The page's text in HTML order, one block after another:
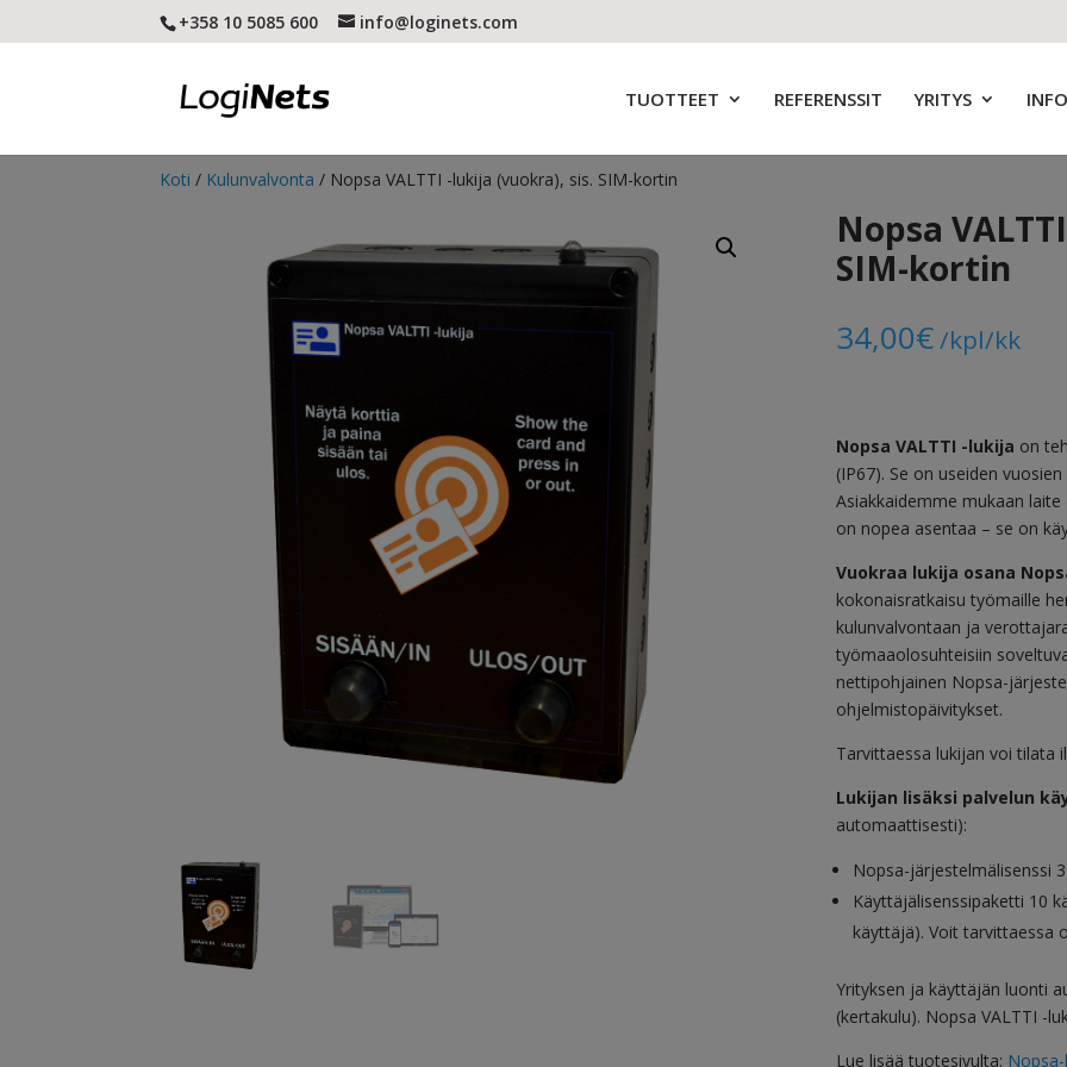
+358 10 5085 600 info@loginets.com
TUOTTEET REFERENSSIT YRITYS
Koti / Kulunvalvonta / Nopsa VALTTI -lukija (vuokra), sis. SIM-kortin
Nopsa
SIM-kortin
34,00€/kpl/kk
Nopsa VALTTI -lukija on
(IP67). Se on useiden
Asiakkaidemme mukaan
on nopea asentaa – se on
Vuokraa lukija osana
kokonaisratkaisu työmaille
kulunvalvontaan ja
työmaaolosuhteisiin
nettipohjainen Nopsa-
ohjelmistopäivitykset.
Tarvittaessa lukijan voi tilata
Lukijan lisäksi palvelun
automaattisesti):
Nopsa-järjestelmälisenssi
Käyttäjälisenssipaketti 10
käyttäjä). Voit tarvittaessa
Yrityksen ja käyttäjän luonti
(kertakulu). Nopsa VALTTI -
Lue lisää tuotesivulta: